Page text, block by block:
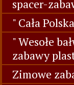
spacer-
" Cała
" Wesołe
zabawy
Zimowe